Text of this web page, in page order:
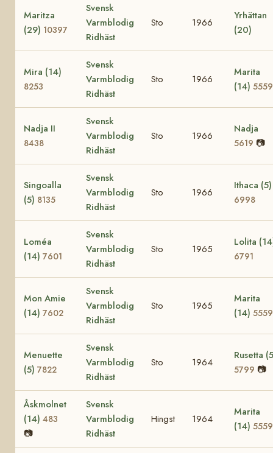
Maritza
(29) 10397
Svensk
Varmblodig
Ridhäst
Sto 1966
Yrhättan
(20)
Mira (14)
8253
Svensk
Varmblodig
Ridhäst
Sto 1966
Marita
(14) 5559
Nadja II
8438
Svensk
Varmblodig
Ridhäst
Sto 1966
Nadja
5619 📷
Singoalla
(5) 8135
Svensk
Varmblodig
Ridhäst
Sto 1966
Ithaca (5)
6998
Loméa
(14) 7601
Svensk
Varmblodig
Ridhäst
Sto 1965
Lolita
6791
Mon Amie
(14) 7602
Svensk
Varmblodig
Ridhäst
Sto 1965
Marita
(14) 5559
Menuette
(5) 7822
Svensk
Varmblodig
Ridhäst
Sto 1964
Rusetta
5799 📷
Åskmolnet
(14) 483
📷
Svensk
Varmblodig
Ridhäst
Hingst 1964
Marita
(14) 5559